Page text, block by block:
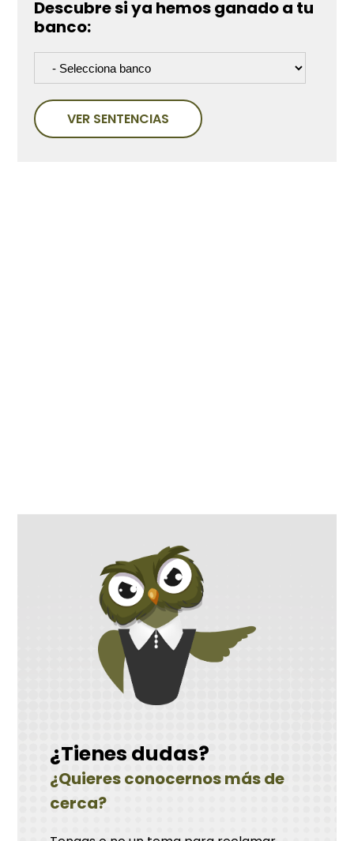
Descubre si ya hemos ganado a tu
banco:
VER SENTENCIAS
¿Tienes dudas?
¿Quieres conocernos más de
cerca?